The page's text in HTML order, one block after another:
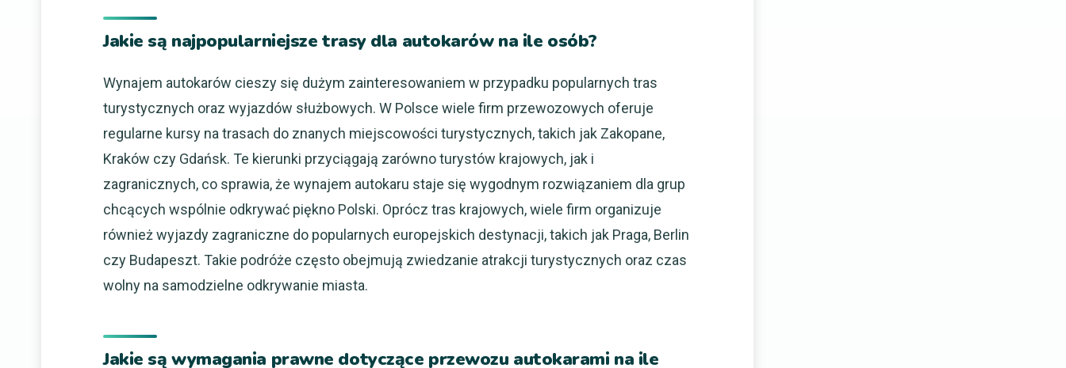
Jakie są najpopularniejsze trasy dla autokarów na ile osób?
Wynajem autokarów cieszy się dużym zainteresowaniem w przypadku popularnych tras
turystycznych oraz wyjazdów służbowych. W Polsce wiele firm przewozowych oferuje
regularne kursy na trasach do znanych miejscowości turystycznych, takich jak Zakopane,
Kraków czy Gdańsk. Te kierunki przyciągają zarówno turystów krajowych, jak i
zagranicznych, co sprawia, że wynajem autokaru staje się wygodnym rozwiązaniem dla grup
chcących wspólnie odkrywać piękno Polski. Oprócz tras krajowych, wiele firm organizuje
również wyjazdy zagraniczne do popularnych europejskich destynacji, takich jak Praga, Berlin
czy Budapeszt. Takie podróże często obejmują zwiedzanie atrakcji turystycznych oraz czas
wolny na samodzielne odkrywanie miasta.
Jakie są wymagania prawne dotyczące przewozu autokarami na ile